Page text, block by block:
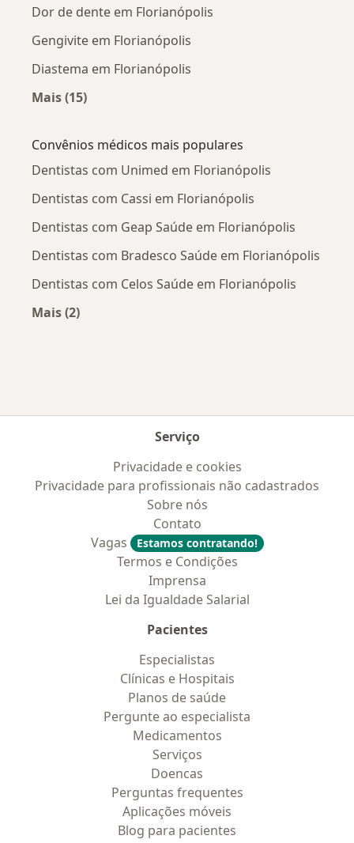
Dor de dente em Florianópolis
Gengivite em Florianópolis
Diastema em Florianópolis
Mais (15)
Convênios médicos mais populares
Dentistas com Unimed em Florianópolis
Dentistas com Cassi em Florianópolis
Dentistas com Geap Saúde em Florianópolis
Dentistas com Bradesco Saúde em Florianópolis
Dentistas com Celos Saúde em Florianópolis
Mais (2)
Serviço
Privacidade e cookies
Privacidade para profissionais não cadastrados
Sobre nós
Contato
Vagas
Estamos contratando!
Termos e Condições
Imprensa
Lei da Igualdade Salarial
Pacientes
Especialistas
Clínicas e Hospitais
Planos de saúde
Pergunte ao especialista
Medicamentos
Serviços
Doencas
Perguntas frequentes
Aplicações móveis
Blog para pacientes